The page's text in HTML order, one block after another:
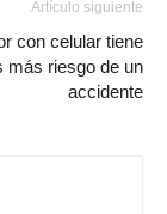
Artículo siguiente
con celular tiene
más riesgo de un
accidente